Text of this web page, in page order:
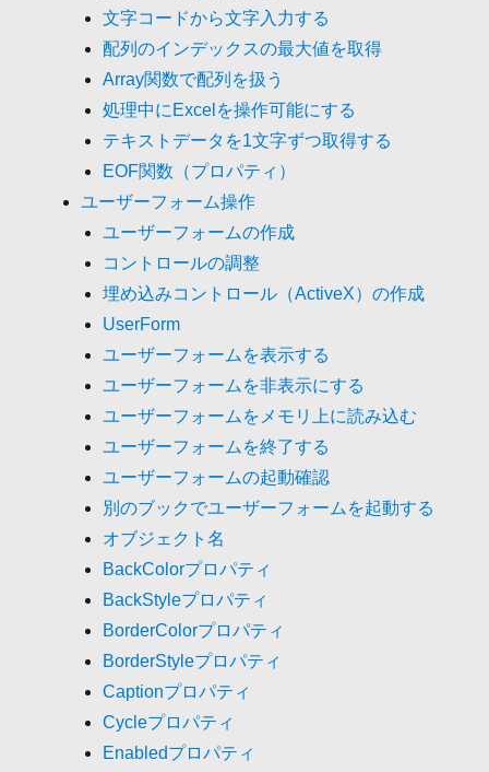
文字コードから文字入力する
配列のインデックスの最大値を取得
Array関数で配列を扱う
処理中にExcelを操作可能にする
テキストデータを1文字ずつ取得する
EOF関数（プロパティ）
ユーザーフォーム操作
ユーザーフォームの作成
コントロールの調整
埋め込みコントロール（ActiveX）の作成
UserForm
ユーザーフォームを表示する
ユーザーフォームを非表示にする
ユーザーフォームをメモリ上に読み込む
ユーザーフォームを終了する
ユーザーフォームの起動確認
別のブックでユーザーフォームを起動する
オブジェクト名
BackColorプロパティ
BackStyleプロパティ
BorderColorプロパティ
BorderStyleプロパティ
Captionプロパティ
Cycleプロパティ
Enabledプロパティ